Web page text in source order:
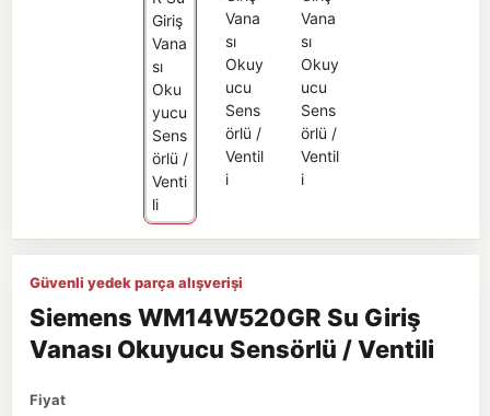
Güvenli yedek parça alışverişi
Siemens WM14W520GR Su Giriş
Vanası Okuyucu Sensörlü / Ventili
Fiyat